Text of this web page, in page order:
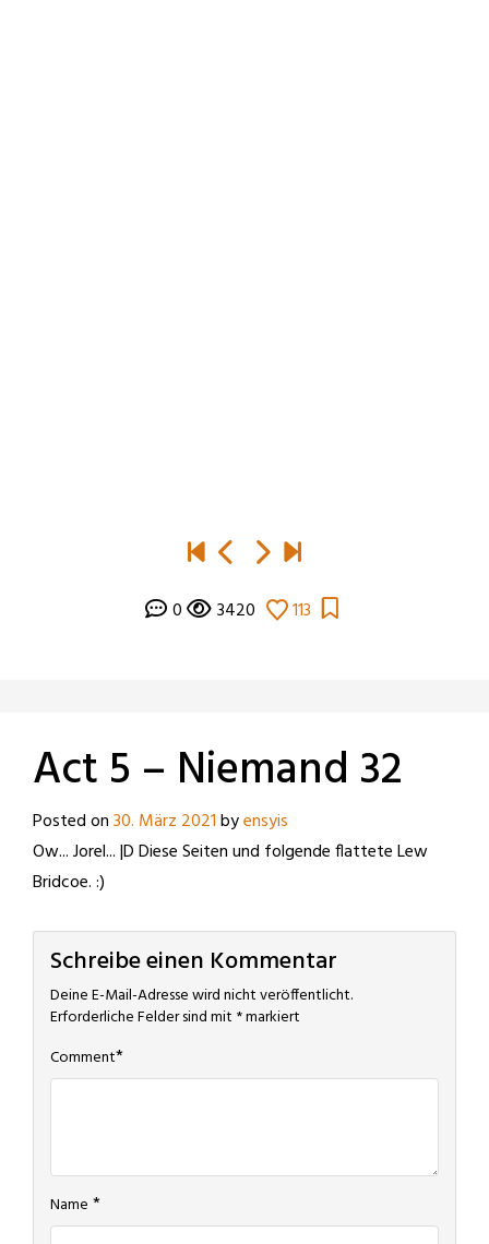
0 3420 113
Act 5 – Niemand 32
Posted on30. März 2021byensyis
Ow... Jorel... |D Diese Seiten und folgende flattete Lew
Bridcoe. :)
Schreibe einen Kommentar
Deine E-Mail-Adresse wird nicht veröffentlicht.
Erforderliche Felder sind mit *markiert
Comment*
Name *